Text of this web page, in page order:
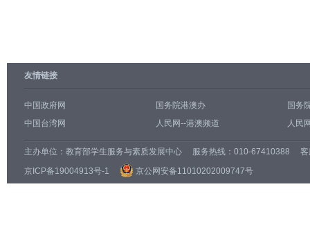
友情链接
中国政府网 国务院港澳办
国务
中国台湾网
人民网--港澳频道 人民
主办单位： 教育部学生服务与素质发展中心 服务热线：010-67410388 客
京ICP备19004913号-1
京公网安备11010202009747号